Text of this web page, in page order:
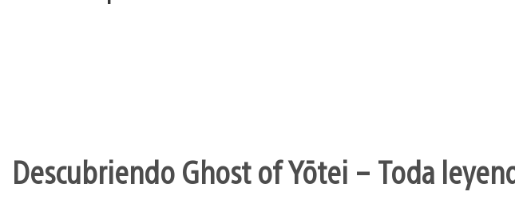
Descubriendo Ghost of Yōtei – Toda